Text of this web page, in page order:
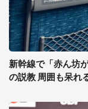
新幹線で「赤ん坊
の説教 周囲も呆れ